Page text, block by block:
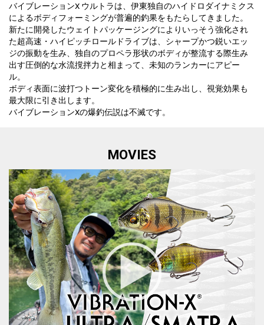
バイブレーションX ウルトラは、伊東独自のハイドロダイナミクス
によるボディフォーミングが普遍的釣果をもたらしてきました。
新たに開発したウェイトパッケージングによりいっそう強化され
た超高速・ハイピッチロールドライブは、シャープかつ鋭いエッ
ジの振動を生み、独自のプロペラ形状のボディが整流する際生み
出す圧倒的な水流撹拌力と相まって、未知のランカーにアピー
ル。
ボディ表面に波打つトーン変化を積極的に生み出し、視覚効果も
最大限に引き出します。
バイブレーションXの爆釣伝説は不滅です。
MOVIES